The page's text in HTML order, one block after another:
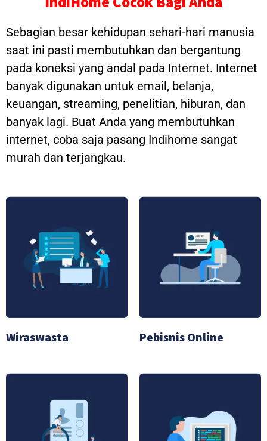
Sebagian besar kehidupan sehari-hari manusia
saat ini pasti membutuhkan dan bergantung
pada koneksi yang andal pada Internet. Internet
banyak digunakan untuk email, belanja,
keuangan, streaming, penelitian, hiburan, dan
banyak lagi. Buat Anda yang membutuhkan
internet, coba saja pasang Indihome sangat
murah dan terjangkau.
Wiraswasta Pebisnis Online